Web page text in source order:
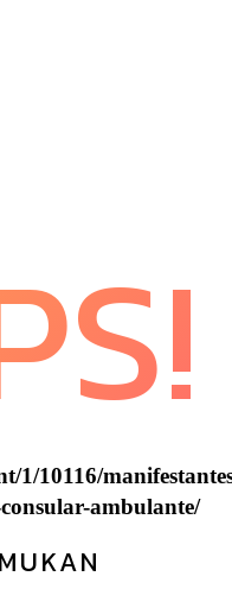
1/10116/
ambulante/